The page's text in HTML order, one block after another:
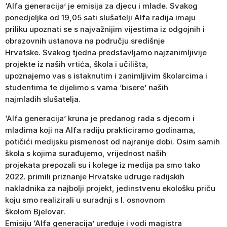
‘Alfa generacija’ je emisija za djecu i mlade. Svakog
ponedjeljka od 19,05 sati slušatelji Alfa radija imaju
priliku upoznati se s najvažnijim vijestima iz odgojnih i
obrazovnih ustanova na području središnje
Hrvatske. Svakog tjedna predstavljamo najzanimljivije
projekte iz naših vrtića, škola i učilišta,
upoznajemo vas s istaknutim i zanimljivim školarcima i
studentima te dijelimo s vama ‘bisere’ naših
najmlađih slušatelja.
‘Alfa generacija’ kruna je predanog rada s djecom i
mladima koji na Alfa radiju prakticiramo godinama,
potičići medijsku pismenost od najranije dobi. Osim samih
škola s kojima surađujemo, vrijednost naših
projekata prepozali su i kolege iz medija pa smo tako
2022. primili priznanje Hrvatske udruge radijskih
nakladnika za najbolji projekt, jedinstvenu ekološku priču
koju smo realizirali u suradnji s I. osnovnom
školom Bjelovar.
Emisiju ‘Alfa generacija’ uređuje i vodi magistra